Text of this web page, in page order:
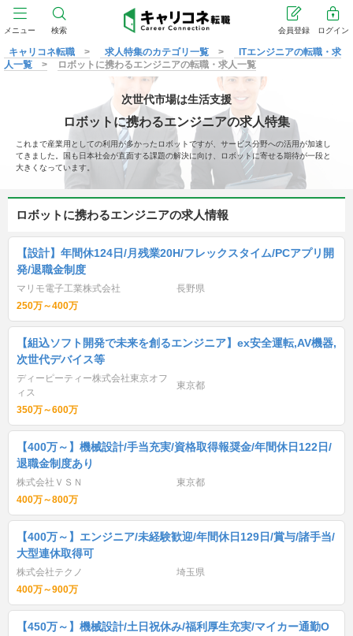
メニュー 検索 ログイン
会員登録
キャリコネ転職 求人特集のカテゴリ一覧
ITエンジニアの転職・求
人一覧
ロボットに携わるエンジニアの転職・求人一覧
次世代市場は生活支援
ロボットに携わるエンジニアの求人特集
これまで産業用としての利用が多かったロボットですが、サービス分野への活用が加速し
てきました。国も日本社会が直面する課題の解決に向け、ロボットに寄せる期待が一段と
大きくなっています。
ロボットに携わるエンジニアの求人情報
【設計】年間休124日/月残業20H/フレックスタイム/PCアプリ開
発/退職金制度
マリモ電子工業株式会社
長野県
250万～400万
【組込ソフト開発で未来を創るエンジニア】ex安全運転,AV機器,
次世代デバイス等
ディーピーティー株式会社東京オフ
ィス
東京都
350万～600万
【400万～】機械設計/手当充実/資格取得報奨金/年間休日122日/
退職金制度あり
株式会社ＶＳＮ
東京都
400万～800万
【400万～】エンジニア/未経験歓迎/年間休日129日/賞与/諸手当/
大型連休取得可
株式会社テクノ
埼玉県
400万～900万
【450万～】機械設計/土日祝休み/福利厚生充実/マイカー通勤O